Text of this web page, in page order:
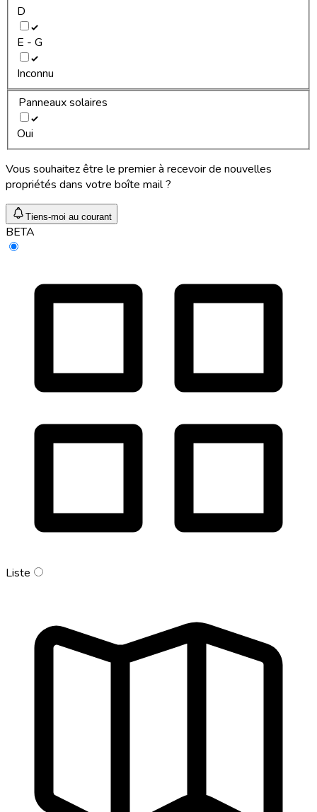
D
E - G
Inconnu
Panneaux solaires
Oui
Vous souhaitez être le premier à recevoir de nouvelles
propriétés dans votre boîte mail ?
Tiens-moi au courant
BETA
Liste